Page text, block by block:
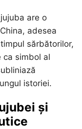
are o
adesea
sărbătorilor,
ca simbol al
istoriei.
și